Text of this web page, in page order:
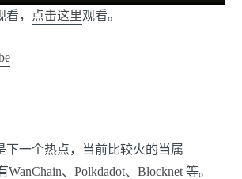
， 点击这里观看。
下一个热点，当前比较火的当属
WanChain、 Polkdadot、 Blocknet 等。